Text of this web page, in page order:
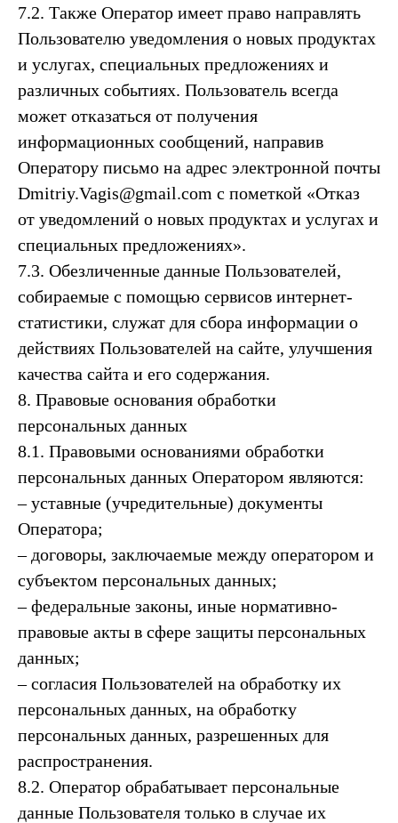
7.2. Также Оператор имеет право направлять
Пользователю уведомления о новых продуктах
и услугах, специальных предложениях и
различных событиях. Пользователь всегда
может отказаться от получения
информационных сообщений, направив
Оператору письмо на адрес электронной почты
Dmitriy.Vagis@gmail.com с пометкой «Отказ
от уведомлений о новых продуктах и услугах и
специальных предложениях».
7.3. Обезличенные данные Пользователей,
собираемые с помощью сервисов интернет-
статистики, служат для сбора информации о
действиях Пользователей на сайте, улучшения
качества сайта и его содержания.
8. Правовые основания обработки
персональных данных
8.1. Правовыми основаниями обработки
персональных данных Оператором являются:
– уставные (учредительные) документы
Оператора;
– договоры, заключаемые между оператором и
субъектом персональных данных;
– федеральные законы, иные нормативно-
правовые акты в сфере защиты персональных
данных;
– согласия Пользователей на обработку их
персональных данных, на обработку
персональных данных, разрешенных для
распространения.
8.2. Оператор обрабатывает персональные
данные Пользователя только в случае их